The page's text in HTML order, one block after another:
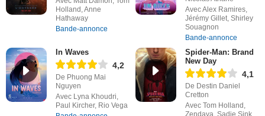
Holland, Anne
Hathaway
Bande-annonce
Avec Alex Ramires,
Jérémy Gillet, Shirley
Souagnon
Bande-annonce
In Waves
4,2
De Phuong Mai
Nguyen
Avec Lyna Khoudri,
Paul Kircher, Rio Vega
Spider-Man: Brand
New Day
4,1
De Destin Daniel
Cretton
Avec Tom Holland,
Zendaya, Sadie Sink